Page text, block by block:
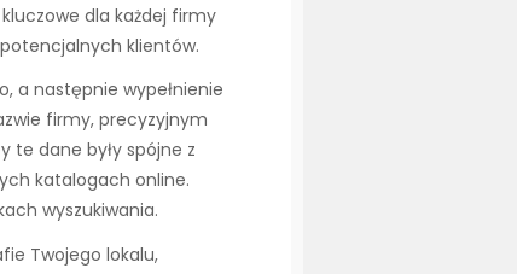
dla każdej firmy
klientów.
a następnie wypełnienie
firmy, precyzyjnym
te dane były spójne z
katalogach online.
wyszukiwania.
Twojego lokalu,